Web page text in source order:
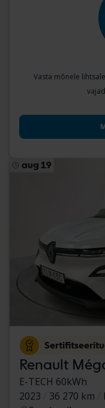
Vasta mõnele
aug 19
Renault
E-TECH 60kWh
2023
36 270 km